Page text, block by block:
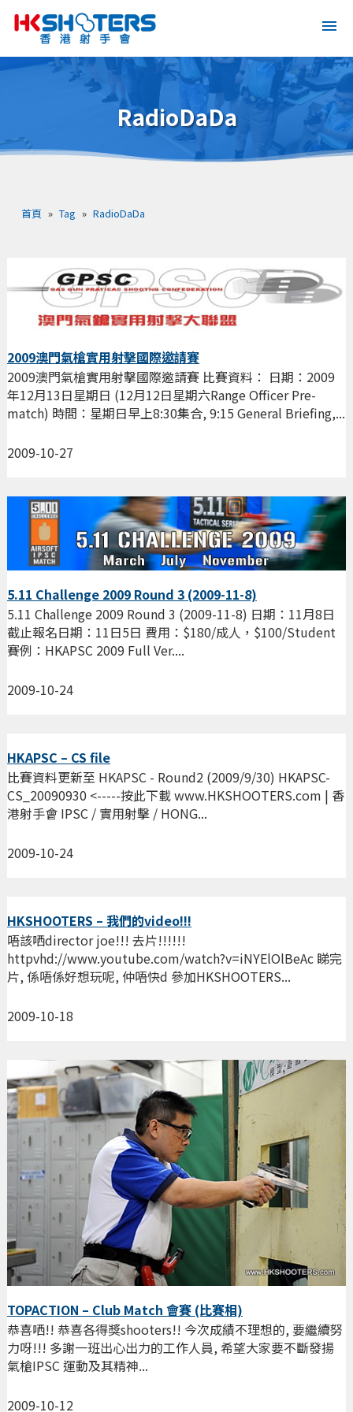
RadioDaDa
首頁 » Tag » RadioDaDa
2009澳門氣槍實用射擊國際邀請賽
2009-10-27
2009澳門氣槍實用射擊國際邀請賽 比賽資料： 日期：2009
年12月13日星期日 (12月12日星期六Range Officer Pre-
match) 時間：星期日早上8:30集合, 9:15 General Briefing,...
5.11 Challenge 2009 Round 3 (2009-11-8)
2009-10-24
5.11 Challenge 2009 Round 3 (2009-11-8) 日期：11月8日
截止報名日期：11日5日 費用：$180/成人，$100/Student
賽例：HKAPSC 2009 Full Ver....
HKAPSC – CS file
2009-10-24
比賽資料更新至 HKAPSC - Round2 (2009/9/30) HKAPSC-
CS_20090930 <-----按此下載 www.HKSHOOTERS.com | 香
港射手會 IPSC / 實用射擊 / HONG...
HKSHOOTERS – 我們的video!!!
2009-10-18
唔該哂director joe!!! 去片!!!!!!
httpvhd://www.youtube.com/watch?v=iNYElOlBeAc 睇完
片, 係唔係好想玩呢, 仲唔快d 參加HKSHOOTERS...
TOPACTION – Club Match 會賽 (比賽相)
2009-10-12
恭喜哂!! 恭喜各得獎shooters!! 今次成績不理想的, 要繼續努
力呀!!! 多謝一班出心出力的工作人員, 希望大家要不斷發揚
氣槍IPSC 運動及其精神...